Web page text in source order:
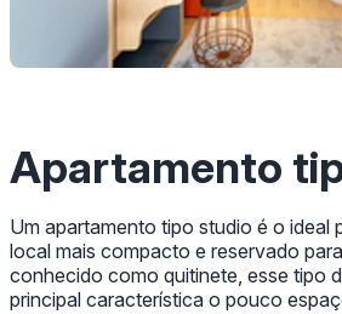
Apartamento
Um apartamento tipo studio é o ideal
local mais compacto e reservado
conhecido como quitinete, esse tipo
principal característica o pouco